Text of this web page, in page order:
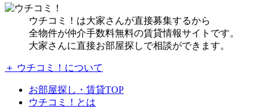
ウチコミ！は大家さんが直接募集するから
全物件が仲介手数料無料の賃貸情報サイトです。
大家さんに直接お部屋探しで相談ができます。
＋ ウチコミ！について
お部屋探し・賃貸TOP
ウチコミ！とは